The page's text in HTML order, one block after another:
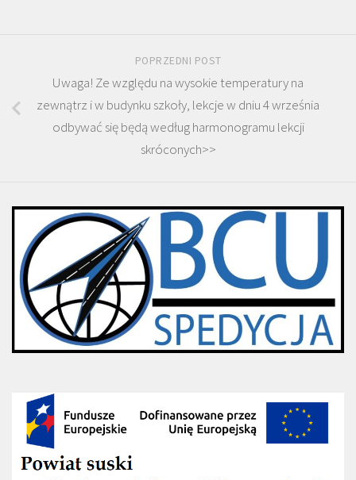
POPRZEDNI POST
Uwaga! Ze względu na wysokie temperatury na
zewnątrz i w budynku szkoły, lekcje w dniu 4 września
odbywać się będą według harmonogramu lekcji
skróconych>>